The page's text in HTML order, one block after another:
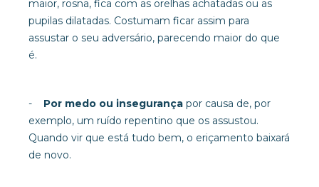
maior, rosna, fica com as orelhas achatadas ou as
pupilas dilatadas. Costumam ficar assim para
assustar o seu adversário, parecendo maior do que
é.
- Por medo ou insegurança por causa de, por
exemplo, um ruído repentino que os assustou.
Quando vir que está tudo bem, o eriçamento baixará
de novo.